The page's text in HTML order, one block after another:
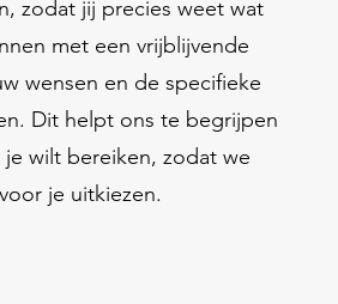
zodat jij precies weet wat
met een vrijblijvende
wensen en de specifieke
Dit helpt ons te begrijpen
wilt bereiken, zodat we
je uitkiezen.